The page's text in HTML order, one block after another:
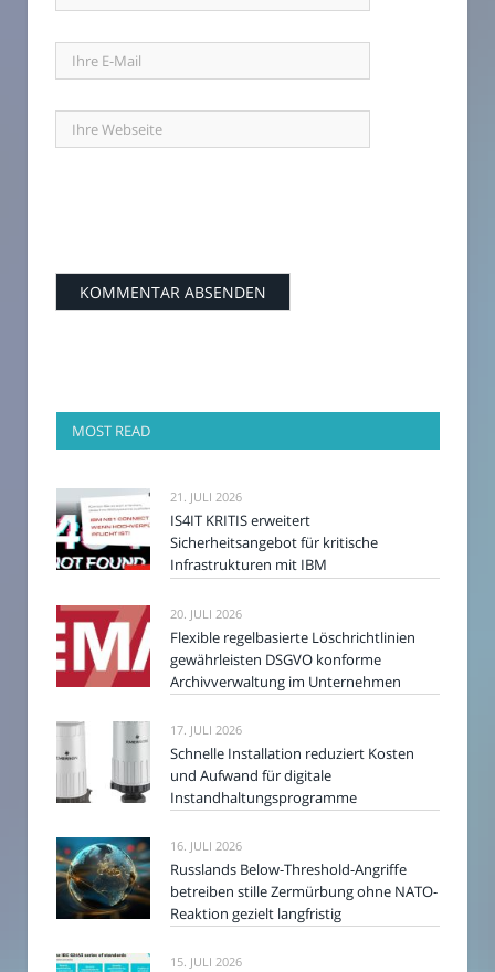
MOST READ
21. JULI 2026
IS4IT KRITIS erweitert
Sicherheitsangebot für kritische
Infrastrukturen mit IBM
20. JULI 2026
Flexible regelbasierte Löschrichtlinien
gewährleisten DSGVO konforme
Archivverwaltung im Unternehmen
17. JULI 2026
Schnelle Installation reduziert Kosten
und Aufwand für digitale
Instandhaltungsprogramme
16. JULI 2026
Russlands Below-Threshold-Angriffe
betreiben stille Zermürbung ohne NATO-
Reaktion gezielt langfristig
15. JULI 2026